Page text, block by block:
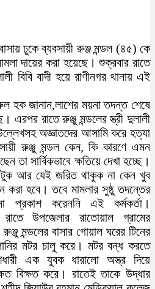
ঢুকে ব্যবসায়ী রুঞ্জ মন্ডল (৪৫) কে
দায়ের করা হয়েছে। শুক্রবার রাতে
বিবি বাদী হয়ে রাণীনগর থানায় এই
হক জানান,লাশের ময়না তদন্ত শেষে
এরপর রাতে রুঞ্জু মন্ডলের স্ত্রী দুলালী
অজ্ঞাতদের আসামি করে হত্যা
রুঞ্জু মন্ডল কেন, কি কারণে এমন
তা সার্বিকভাবে ক্ষতিয়ে দেখা হচ্ছে।
আর যেই জরিত থাকুক না কেন খুব
হবে। তবে মামলার সুষ্ঠু তদন্তের
প্রকাশ করেননি এই কর্মকর্তা।
উপজেলার রাতোয়াল গ্রামের
মন্ডলের বাসার গোয়াল ঘরের টিনের
মটর চালু করে। মটর বন্ধ করতে
এক যুবক ধারালো অস্ত্র দিয়ে
বিক্ষত করে। রাতেই তাকে উদ্ধার